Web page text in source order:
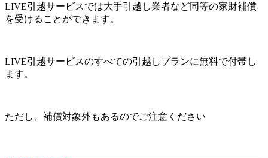
LIVE引越サービスでは大手引越し業者など同等の家財補償
を受けることができます。
LIVE引越サービスのすべての引越しプランに無料で付帯し
ます。
ただし、補償対象外もあるのでご注意ください